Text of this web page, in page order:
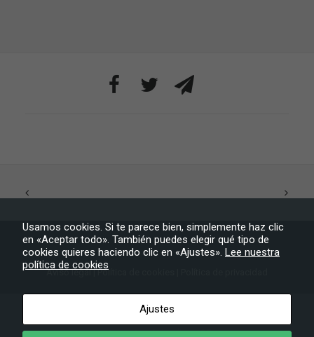
Aviso legal|Política de cookies
Usamos cookies. Si te parece bien, simplemente haz clic
en «Aceptar todo». También puedes elegir qué tipo de
cookies quieres haciendo clic en «Ajustes». Lee nuestra
política de cookies
Ajustes
Experiencia
Para que
funcionalidades
de la web.
mientras visitas